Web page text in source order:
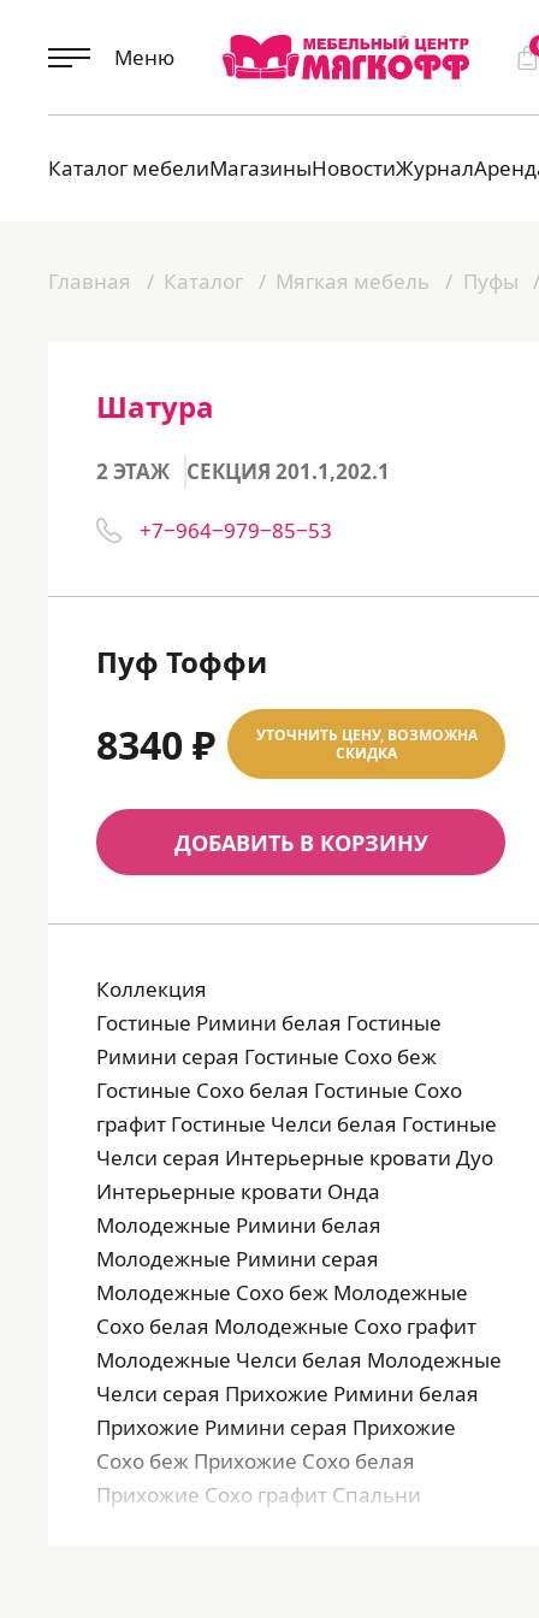
Меню
Каталог мебелиМагазиныНовостиЖурнал
Главная Каталог Мягкая мебель Пуфы
Шатура
2 ЭТАЖ СЕКЦИЯ 201.1,202.1
+7‒964‒979‒85‒53
Пуф Тоффи
8340 ₽
УТОЧНИТЬ ЦЕНУ, ВОЗМОЖНА
СКИДКА
ДОБАВИТЬ В КОРЗИНУ
Коллекция
Гостиные Римини белая Гостиные
Римини серая Гостиные Сохо беж
Гостиные Сохо белая Гостиные Сохо
графит Гостиные Челси белая Гостиные
Челси серая Интерьерные кровати Дуо
Интерьерные кровати Онда
Молодежные Римини белая
Молодежные Римини серая
Молодежные Сохо беж Молодежные
Сохо белая Молодежные Сохо графит
Молодежные Челси белая Молодежные
Челси серая Прихожие Римини белая
Прихожие Римини серая Прихожие
Сохо беж Прихожие Сохо белая
Прихожие Сохо графит Спальни